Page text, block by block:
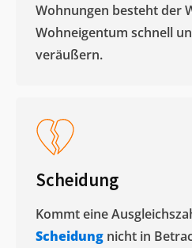
Wohnungen besteht der
Wohneigentum schnell
veräußern. ​
Scheidung
Kommt eine
Scheidung nicht in